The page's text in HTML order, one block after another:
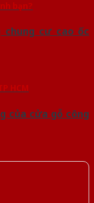
bạn?
chung cư cao ốc
HCM
của cửa gỗ công